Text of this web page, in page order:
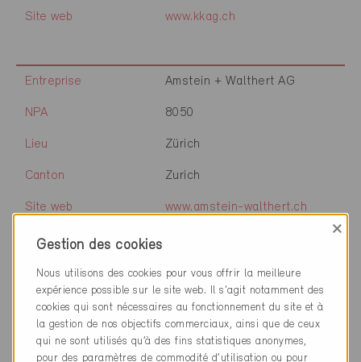
Site web www.kkag.ch
Entreprise Amstein + Walthert AG
NPA 8050
Lieu Zürich
Canton Zurich
Site web www.amstein-walthert.ch
Entreprise
architekturbüro bosshard und
partner ag
NPA 8050
Zürich
Gestion des cookies
×
Nous utilisons des cookies pour vous offrir la meilleure
expérience possible sur le site web. Il s'agit notamment des
cookies qui sont nécessaires au fonctionnement du site et à
la gestion de nos objectifs commerciaux, ainsi que de ceux
qui ne sont utilisés qu’à des fins statistiques anonymes,
pour des paramètres de commodité d’utilisation ou pour